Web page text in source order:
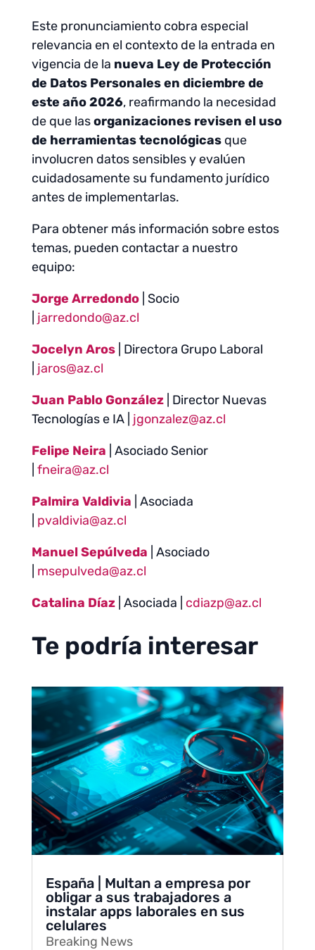
Este pronunciamiento cobra especial
relevancia en el contexto de la entrada en
vigencia de la nueva Ley de Protección
de Datos Personales en diciembre de
este año 2026, reafirmando la necesidad
de que lasorganizaciones revisen el uso
de herramientas tecnológicas que
involucren datos sensibles y evalúen
cuidadosamente su fundamento jurídico
antes de implementarlas.
Para obtener más información sobre estos
temas, pueden contactar a nuestro
equipo:
Jorge Arredondo| Socio
jarredondo@az.cl
Jocelyn Aros| Directora Grupo Laboral
jaros@az.cl
Juan Pablo González| Director Nuevas
Tecnologías e IA | jgonzalez@az.cl
Felipe Neira | Asociado Senior
fneira@az.cl
Palmira Valdivia | Asociada
pvaldivia@az.cl
Manuel Sepúlveda | Asociado
msepulveda@az.cl
Catalina Díaz| Asociada | cdiazp@az.cl
Te podría interesar
España | Multan a empresa por
obligar a sus trabajadores a
instalar apps laborales en sus
celulares
Breaking News